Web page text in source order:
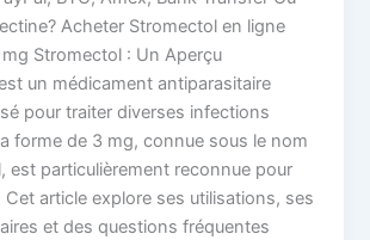
Acheter Stromectol en ligne
Stromectol : Un Aperçu
un médicament antiparasitaire
pour traiter diverses infections
forme de 3 mg, connue sous le nom
est particulièrement reconnue pour
article explore ses utilisations, ses
et des questions fréquentes